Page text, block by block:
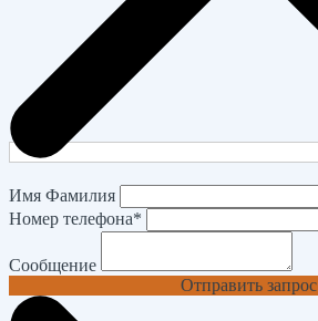
Имя Фамилия
Номер телефона*
Сообщение
Отправить запрос